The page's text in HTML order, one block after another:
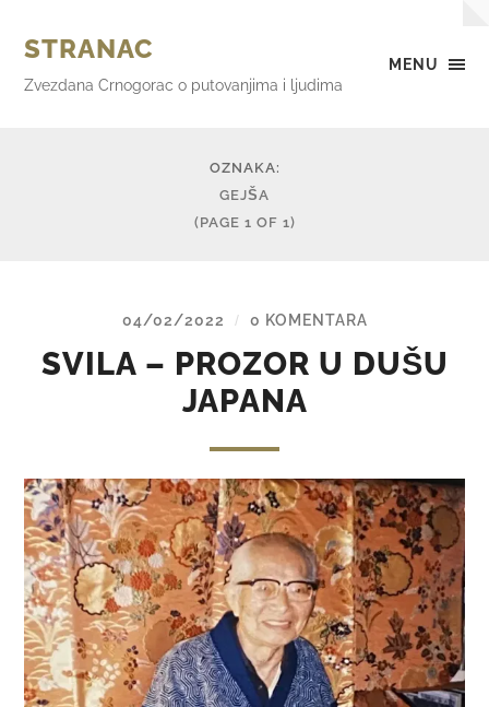
MENU
STRANAC
Zvezdana Crnogorac o putovanjima i ljudima
OZNAKA:
GEJŠA
(PAGE 1 OF 1)
04/02/2022 / 0 KOMENTARA
SVILA – PROZOR U DUŠU
JAPANA